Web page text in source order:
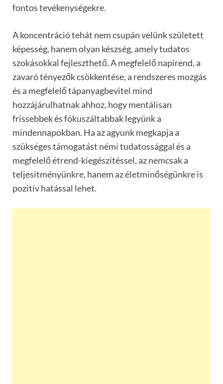
fontos tevékenységekre.
A koncentráció tehát nem csupán velünk született
képesség, hanem olyan készség, amely tudatos
szokásokkal fejleszthető. A megfelelő napirend, a
zavaró tényezők csökkentése, a rendszeres mozgás
és a megfelelő tápanyagbevitel mind
hozzájárulhatnak ahhoz, hogy mentálisan
frissebbek és fókuszáltabbak legyünk a
mindennapokban. Ha az agyunk megkapja a
szükséges támogatást némi tudatossággal és a
megfelelő étrend-kiegészítéssel, az nemcsak a
teljesítményünkre, hanem az életminőségünkre is
pozitív hatással lehet.